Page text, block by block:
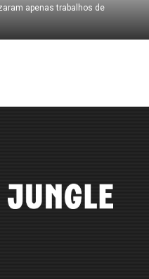
apenas trabalhos de